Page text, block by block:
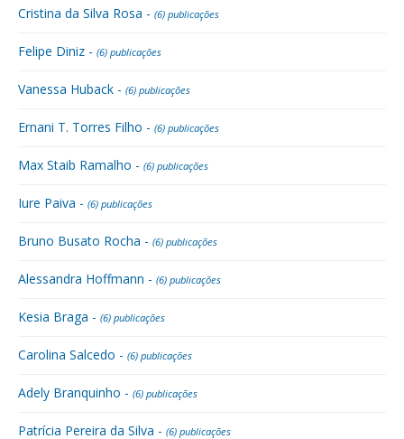
Cristina da Silva Rosa - (6) publicações
Felipe Diniz - (6) publicações
Vanessa Huback - (6) publicações
Ernani T. Torres Filho - (6) publicações
Max Staib Ramalho - (6) publicações
Iure Paiva - (6) publicações
Bruno Busato Rocha - (6) publicações
Alessandra Hoffmann - (6) publicações
Kesia Braga - (6) publicações
Carolina Salcedo - (6) publicações
Adely Branquinho - (6) publicações
Patrícia Pereira da Silva - (6) publicações